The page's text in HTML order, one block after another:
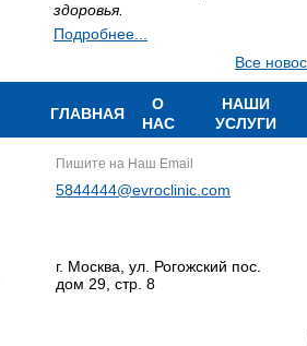
здоровья.
Подробнее...
Все
ГЛАВНАЯ
О
НАС
НАШИ
УСЛУГИ
Пишите на Наш Email
5844444@evroclinic.com
г. Москва, ул. Рогожский пос.
дом 29, стр. 8